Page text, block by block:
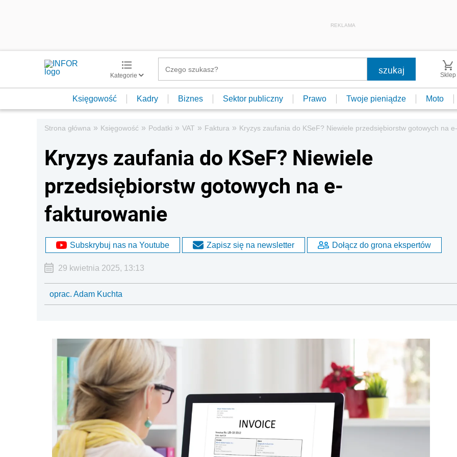
REKLAMA
Kategorie Sklep
Księgowość Kadry Biznes Sektor publiczny Prawo Twoje pieniądze Moto
Strona główna » Księgowość » Podatki » VAT » Faktura » Kryzys zaufania do KSeF? Niewiele przedsiębiorstw gotowych na
Kryzys zaufania do KSeF? Niewiele
przedsiębiorstw gotowych na e-
fakturowanie
Subskrybuj nas na Youtube Zapisz się na newsletter Dołącz do grona ekspertów
29 kwietnia 2025, 13:13
oprac. Adam Kuchta